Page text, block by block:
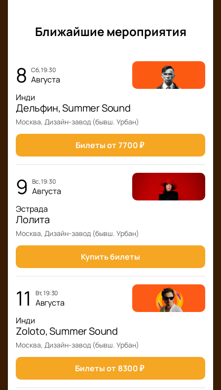
Ближайшие мероприятия
8 сб, 19:30
Августа
Инди
Дельфин, Summer Sound
Москва, Дизайн-завод (бывш. Урбан)
Билеты от 7700₽
9 вс, 19:30
Августа
Эстрада
Лолита
Москва, Дизайн-завод (бывш. Урбан)
Купить билеты
11 вт, 19:30
Августа
Инди
Zoloto, Summer Sound
Москва, Дизайн-завод (бывш. Урбан)
Билеты от 8300₽